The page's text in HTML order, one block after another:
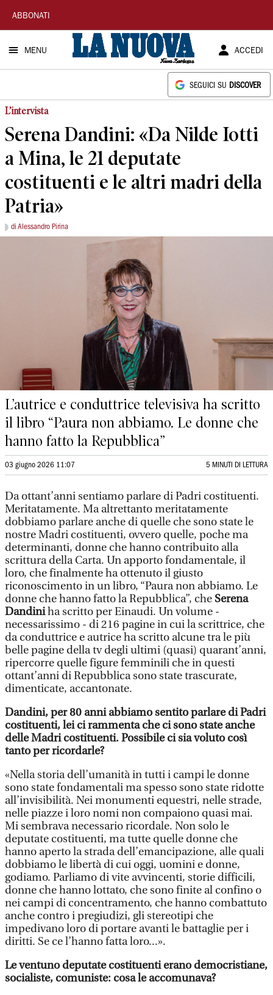
La
Nuova
Sardegna
ABBONATI
MENU ACCEDI
SEGUICI SU DISCOVER
L’intervista
Serena Dandini: «Da Nilde Iotti
a Mina, le 21 deputate
costituenti e le altri madri della
Patria»
di Alessandro Pirina
L’autrice e conduttrice televisiva ha scritto
il libro “Paura non abbiamo. Le donne che
hanno fatto la Repubblica”
03 giugno 2026 11:07 5 MINUTI DI LETTURA
Da ottant’anni sentiamo parlare di Padri costituenti.
Meritatamente. Ma altrettanto meritatamente
dobbiamo parlare anche di quelle che sono state le
nostre Madri costituenti, ovvero quelle, poche ma
determinanti, donne che hanno contribuito alla
scrittura della Carta. Un apporto fondamentale, il
loro, che finalmente ha ottenuto il giusto
riconoscimento in un libro, “Paura non abbiamo. Le
donne che hanno fatto la Repubblica”, che Serena
Dandiniha scritto per Einaudi. Un volume -
necessarissimo - di 216 pagine in cui la scrittrice, che
da conduttrice e autrice ha scritto alcune tra le più
belle pagine della tv degli ultimi (quasi) quarant’anni,
ripercorre quelle figure femminili che in questi
ottant’anni di Repubblica sono state trascurate,
dimenticate, accantonate.
Dandini, per 80 anni abbiamo sentito parlare di Padri
costituenti, lei ci rammenta che ci sono state anche
delle Madri costituenti. Possibile ci sia voluto così
tanto per ricordarle?
«Nella storia dell’umanità in tutti i campi le donne
sono state fondamentali ma spesso sono state ridotte
all’invisibilità. Nei monumenti equestri, nelle strade,
nelle piazze i loro nomi non compaiono quasi mai.
Mi sembrava necessario ricordale. Non solo le
deputate costituenti, ma tutte quelle donne che
hanno aperto la strada dell’emancipazione, alle quali
dobbiamo le libertà di cui oggi, uomini e donne,
godiamo. Parliamo di vite avvincenti, storie difficili,
donne che hanno lottato, che sono finite al confino o
nei campi di concentramento, che hanno combattuto
anche contro i pregiudizi, gli stereotipi che
impedivano loro di portare avanti le battaglie per i
diritti. Se ce l’hanno fatta loro...».
Le ventuno deputate costituenti erano democristiane,
socialiste, comuniste: cosa le accomunava?